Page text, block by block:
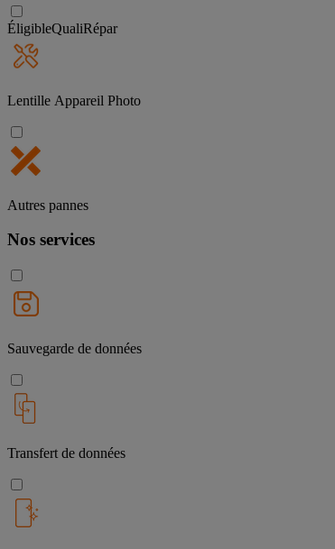
ÉligibleQualiRépar
Lentille Appareil Photo
Autres pannes
Nos services
Sauvegarde de données
Transfert de données